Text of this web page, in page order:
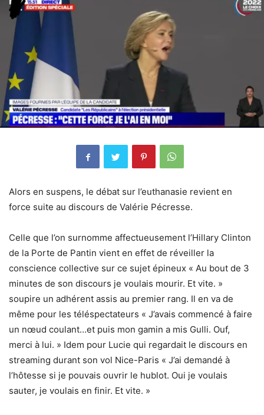
Alors en suspens, le débat sur l’euthanasie revient en
force suite au discours de Valérie Pécresse.
Celle que l’on surnomme affectueusement l’Hillary Clinton
de la Porte de Pantin vient en effet de réveiller la
conscience collective sur ce sujet épineux « Au bout de 3
minutes de son discours je voulais mourir. Et vite. »
soupire un adhérent assis au premier rang. Il en va de
même pour les téléspectateurs « J’avais commencé à faire
un nœud coulant…et puis mon gamin a mis Gulli. Ouf,
merci à lui. » Idem pour Lucie qui regardait le discours en
streaming durant son vol Nice-Paris « J’ai demandé à
l’hôtesse si je pouvais ouvrir le hublot. Oui je voulais
sauter, je voulais en finir. Et vite. »